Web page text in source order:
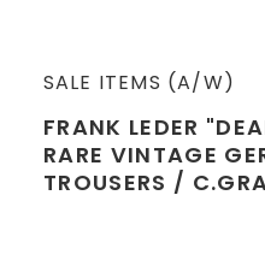
SALE ITEMS (A/W)
FRANK LEDER
RARE VINTAGE
TROUSERS /